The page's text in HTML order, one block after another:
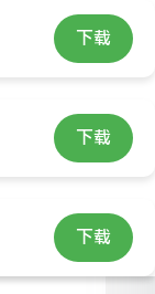
下载
下载
下载
，你了解
⋅